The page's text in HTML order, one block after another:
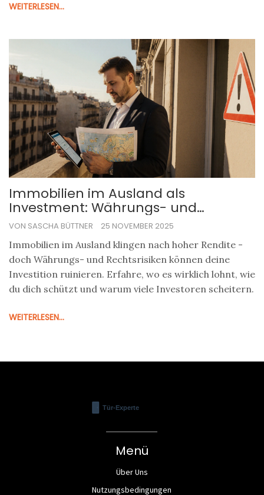
WEITERLESEN...
Immobilien im Ausland als
Investment: Währungs- und
Rechtsrisiken verstehen
VON SASCHA BÜTTNER 25 NOVEMBER 2025
Immobilien im Ausland klingen nach hoher Rendite -
doch Währungs- und Rechtsrisiken können deine
Investition ruinieren. Erfahre, wo es wirklich lohnt, wie
du dich schützt und warum viele Investoren scheitern.
WEITERLESEN...
Menü
Über Uns
Nutzungsbedingungen